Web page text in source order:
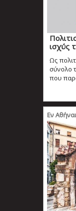
ισχύς
Ως
σύνολο
που
Εν